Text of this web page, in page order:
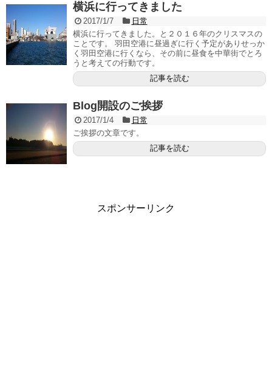
横浜に行ってきました
2017/1/7
日常
横浜に行ってきました。と２０１６年のクリスマスの
ことです。 羽田空港に昼過ぎに行く予定がありせっか
く羽田空港に行くなら、その前に昼食を中華街でとろ
うと考えての行動です。
記事を読む
Blog開設のご挨拶
2017/1/4
日常
ご挨拶の文章です。
記事を読む
スポンサーリンク